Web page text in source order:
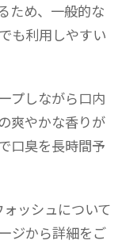
ため、一般的な
も利用しやすい
プしながら口内
爽やかな香りが
口臭を長時間予
ッシュについて
ジから詳細をご